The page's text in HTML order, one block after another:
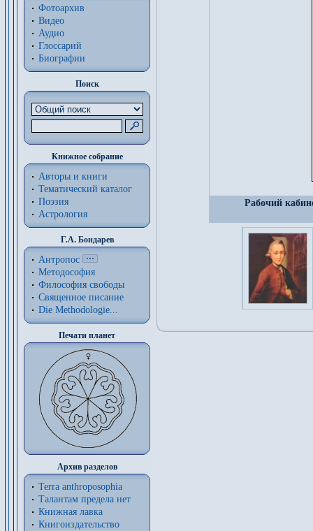
Фотоархив
Видео
Аудио
Глоссарий
Биографии
Поиск
Книжное собрание
Авторы и книги
Тематический каталог
Поэзия
Астрология
Г.А. Бондарев
Антропос
Методософия
Философия cвободы
Священное писание
Die Methodologie...
Печати планет
Архив разделов
Terra anthroposophia
Талантам предела нет
Книжная лавка
Книгоиздательство
Рабочий